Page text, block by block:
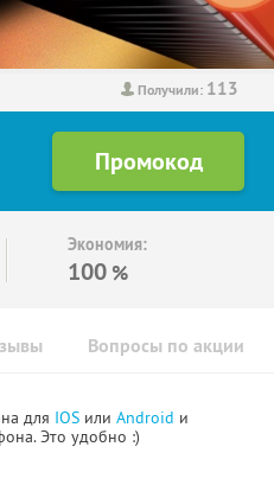
Получили: 113
Экономия:
100 %
Вопросы по акции
для IOS или Android и
Это удобно :)